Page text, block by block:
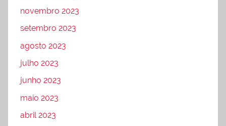
novembro 2023
setembro 2023
agosto 2023
julho 2023
junho 2023
maio 2023
abril 2023